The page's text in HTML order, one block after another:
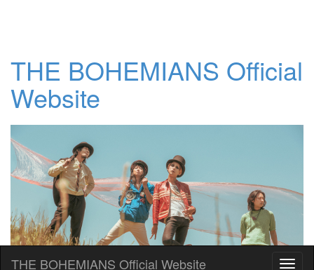
THE BOHEMIANS Official
Website
THE BOHEMIANS Official Website